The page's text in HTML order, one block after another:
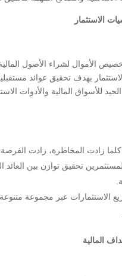
الأموال لشراء الأصول
بهدف تحقيق عوائد
للأسواق المالية والأدوات
زادت المخاطرة، زادت الفرصة
تحقيق توازن بين العائد
الاستثمارات عبر مجموعة